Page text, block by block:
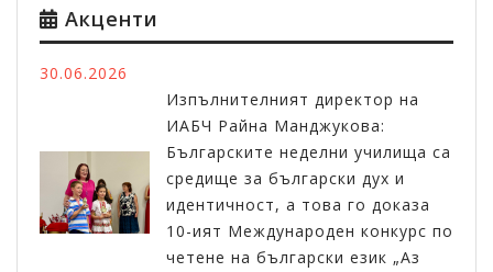
Акценти
30.06.2026
Изпълнителният директор на
ИАБЧ Райна Манджукова:
Българските неделни училища са
средище за български дух и
идентичност, а това го доказа
10-ият Международен конкурс по
четене на български език „Аз